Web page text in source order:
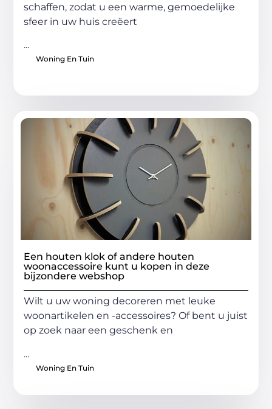
schaffen, zodat u een warme, gemoedelijke
sfeer in uw huis creëert
...
Woning En Tuin
Een houten klok of andere houten
woonaccessoire kunt u kopen in deze
bijzondere webshop
Wilt u uw woning decoreren met leuke
woonartikelen en -accessoires? Of bent u juist
op zoek naar een geschenk en
...
Woning En Tuin